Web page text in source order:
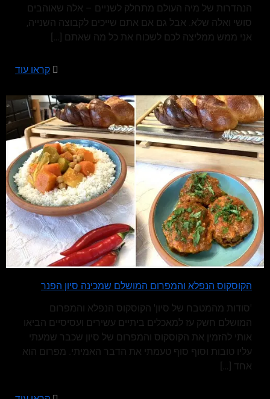
הנהדרות של מיה העולם מתחלק לשניים – אלה שאוהבים
סושי ואלה שלא. אבל גם אם אתם שייכים לקבוצה השנייה,
אני ממש ממליצה לכם לשכוח את כל מה שאתם […]
קראו עוד
הקוסקוס הנפלא והמפרום המושלם שמכינה סיון הפנר
'סודות מהמטבח של סיון' הקוסקוס הנפלא והמפרום
המושלם חשק עז למאכלים ביתיים עשירים ועסיסיים הביאו
אותי להזמין את הקוסקוס והמפרום של סיון שכבר שמעתי
עליו טובות וסוף סוף טעמתי את הדבר האמיתי. מפרום הוא
אחד […]